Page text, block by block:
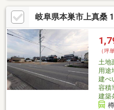
濃善不動産です！岐阜を知ってい
土地探しも住まい探しも建築も不
■売買保有物件1000件以上！
岐阜県本巣市上真桑
（坪
土地
用途
建ぺ
容積
建築